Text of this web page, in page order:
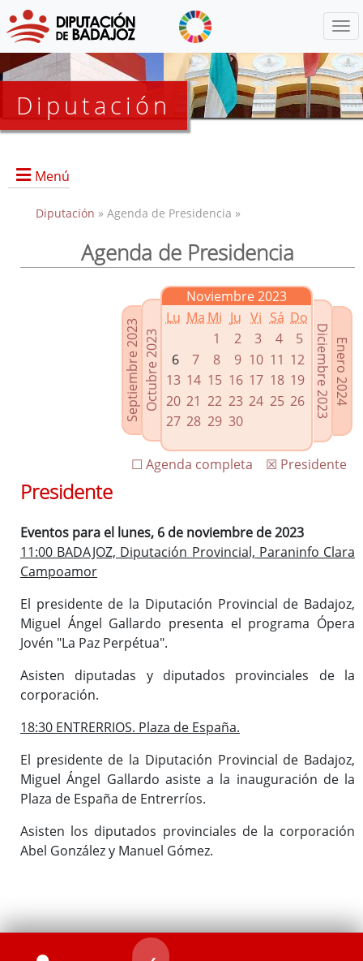
Diputación
Menú
Presidencia
Enlaces relacionados
Agenda de Presidencia
Plenos provinciales y Juntas de gobierno
Oficina de Proyectos Europeos
Diputación » Agenda de Presidencia »
Agenda de Presidencia
Septiembre 2023Octubre 2023
Noviembre 2023
Lu Ma Mi Ju Vi Sá Do
1
2 3 4
5
6
7 8 9 10 11 12
13 14 15 16 17 18 19
20 21 22 23 24 25 26
27 28 29 30
Enero 2024
Diciembre 2023
☒ Presidente
☐ Agenda completa
Presidente
Eventos para el lunes, 6 de noviembre de 2023
11:00 BADAJOZ, Diputación Provincial, Paraninfo Clara
Campoamor
El presidente de la Diputación Provincial de Badajoz,
Miguel Ángel Gallardo presenta el programa Ópera
Jovén "La Paz Perpétua".
Asisten diputadas y diputados provinciales de la
corporación.
18:30 ENTRERRIOS. Plaza de España.
El presidente de la Diputación Provincial de Badajoz,
Miguel Ángel Gallardo asiste a la inauguración de la
Plaza de España de Entrerríos.
Asisten los diputados provinciales de la corporación
Abel González y Manuel Gómez.